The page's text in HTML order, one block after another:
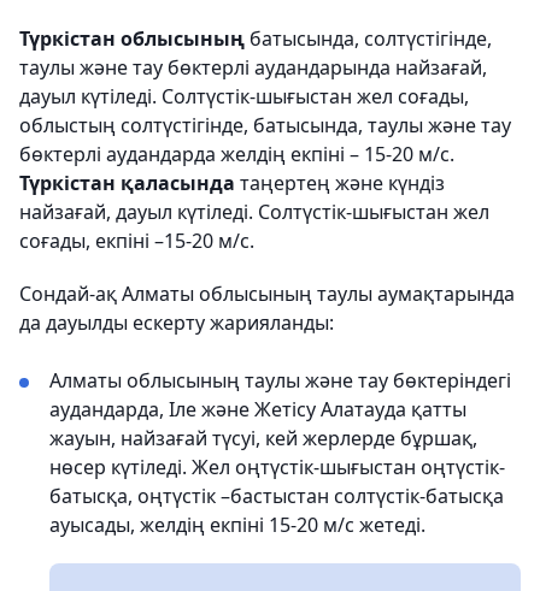
Түркістан облысының батысында, солтүстігінде,
таулы және тау бөктерлі аудандарында найзағай,
дауыл күтіледі. Солтүстік-шығыстан жел соғады,
облыстың солтүстігінде, батысында, таулы және тау
бөктерлі аудандарда желдің екпіні – 15-20 м/с.
Түркістан қаласында таңертең және күндіз
найзағай, дауыл күтіледі. Солтүстік-шығыстан жел
соғады, екпіні –15-20 м/с.
Сондай-ақ Алматы облысының таулы аумақтарында
да дауылды ескерту жарияланды:
Алматы облысының таулы және тау бөктеріндегі
аудандарда, Іле және Жетісу Алатауда қатты
жауын, найзағай түсуі, кей жерлерде бұршақ,
нөсер күтіледі. Жел оңтүстік-шығыстан оңтүстік-
батысқа, оңтүстік –бастыстан солтүстік-батысқа
ауысады, желдің екпіні 15-20 м/с жетеді.